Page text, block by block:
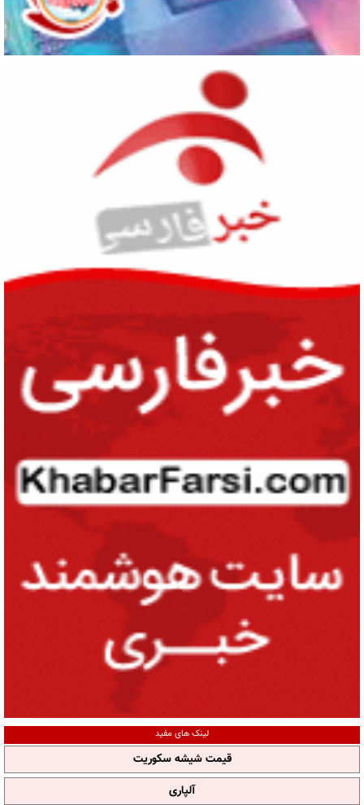
لینک های مفید
قیمت شیشه سکوریت
آلپاری